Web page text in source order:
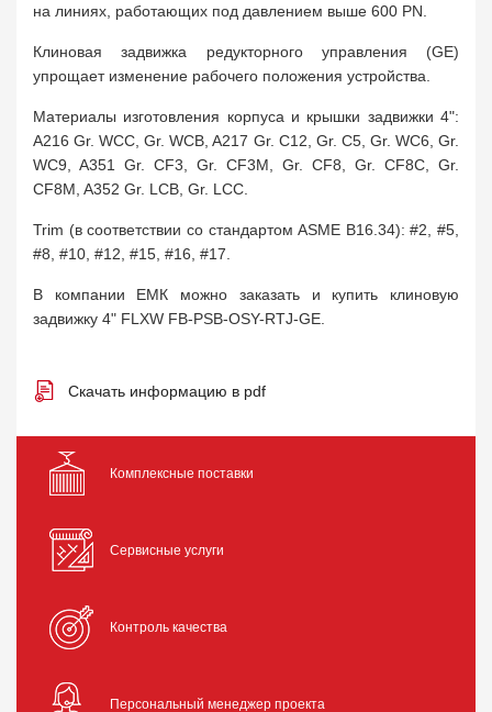
на линиях, работающих под давлением выше 600 PN.
Клиновая задвижка редукторного управления (GE)
упрощает изменение рабочего положения устройства.
Материалы изготовления корпуса и крышки задвижки 4":
A216 Gr. WCC, Gr. WCB, A217 Gr. C12, Gr. C5, Gr. WC6, Gr.
WC9, A351 Gr. CF3, Gr. CF3M, Gr. CF8, Gr. CF8C, Gr.
CF8M, A352 Gr. LCB, Gr. LCC.
Trim (в соответствии со стандартом ASME B16.34): #2, #5,
#8, #10, #12, #15, #16, #17.
В компании ЕМК можно заказать и купить клиновую
задвижку 4" FLXW FB-PSB-OSY-RTJ-GE.
Скачать информацию в pdf
Комплексные поставки
Сервисные услуги
Контроль качества
Персональный менеджер проекта